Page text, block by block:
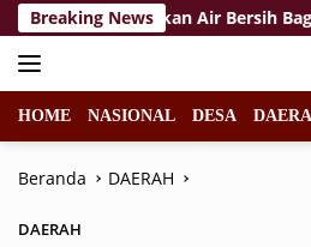
Langsung
ke
konten
Breaking News
Salurkan Air Bersih Bagi
HOME NASIONAL DESA
Beranda DAERAH
DAERAH